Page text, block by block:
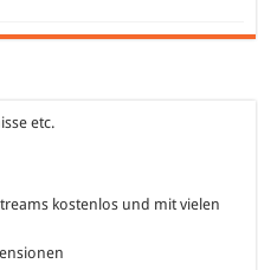
etc.
kostenlos und mit vielen